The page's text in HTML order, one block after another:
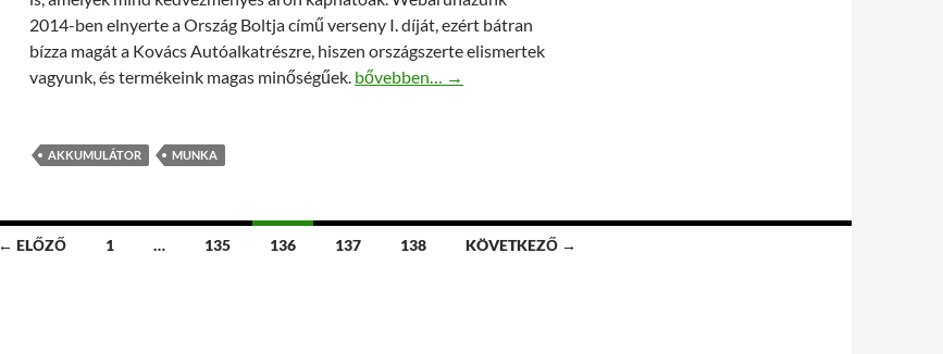
2014-ben elnyerte a Ország Boltja című verseny I. díját, ezért bátran
bízza magát a Kovács Autóalkatrészre, hiszen országszerte elismertek
vagyunk, és termékeink magas minőségűek. Munka akkumulátor a Kovács Autóalkatrésznél!
bővebben… →
AKKUMULÁTOR MUNKA
← ELŐZŐ 1 … 135 136 137 138 KÖVETKEZŐ →